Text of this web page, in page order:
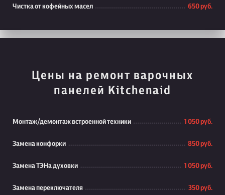
Чистка от кофейных масел 650 руб.
Цены на ремонт варочных
панелей Kitchenaid
Монтаж/демонтаж встроенной техники 1 050 руб.
Замена конфорки 850 руб.
Замена ТЭНа духовки 1 050 руб.
Замена переключателя 350 руб.